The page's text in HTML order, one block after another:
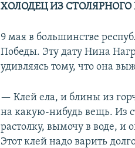
ХОЛОДЕЦ ИЗ СТОЛЯРНОГО
9 мая в большинстве
Победы. Эту дату Нина
удивляясь тому, что она
— Клей ела, и блины из
на какую-нибудь вещь. Из
растолку, вымочу в воде, и
Этот клей надо варить